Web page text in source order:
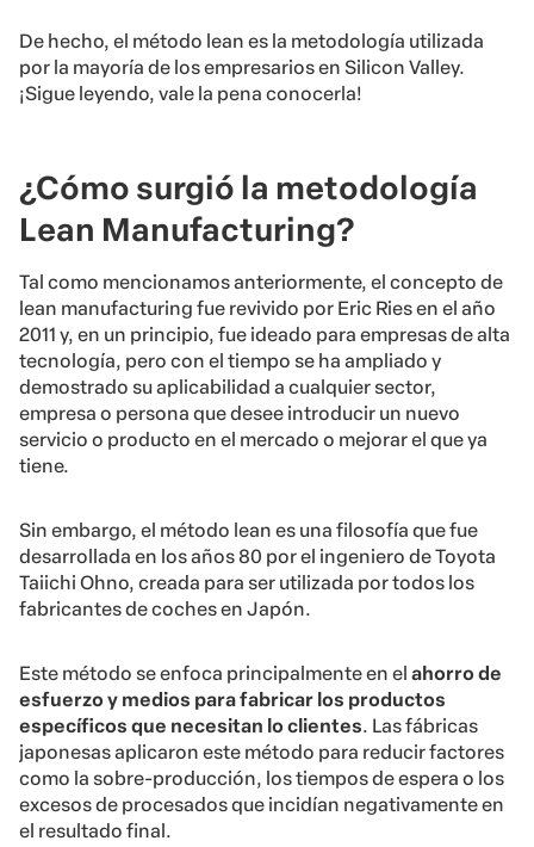
De hecho, el método lean es la metodología utilizada
por la mayoría de los empresarios en Silicon Valley.
¡Sigue leyendo, vale la pena conocerla!
¿Cómo surgió la metodología
Lean Manufacturing?
Tal como mencionamos anteriormente, el concepto de
lean manufacturing fue revivido por Eric Ries en el año
2011 y, en un principio, fue ideado para empresas de alta
tecnología, pero con el tiempo se ha ampliado y
demostrado su aplicabilidad a cualquier sector,
empresa o persona que desee introducir un nuevo
servicio o producto en el mercado o mejorar el que ya
tiene.
Sin embargo, el método lean es una filosofía que fue
desarrollada en los años 80 por el ingeniero de Toyota
Taiichi Ohno, creada para ser utilizada por todos los
fabricantes de coches en Japón.
Este método se enfoca principalmente en el ahorro de
esfuerzo y medios para fabricar los productos
específicos que necesitan lo clientes. Las fábricas
japonesas aplicaron este método para reducir factores
como la sobre-producción, los tiempos de espera o los
excesos de procesados que incidían negativamente en
el resultado final.